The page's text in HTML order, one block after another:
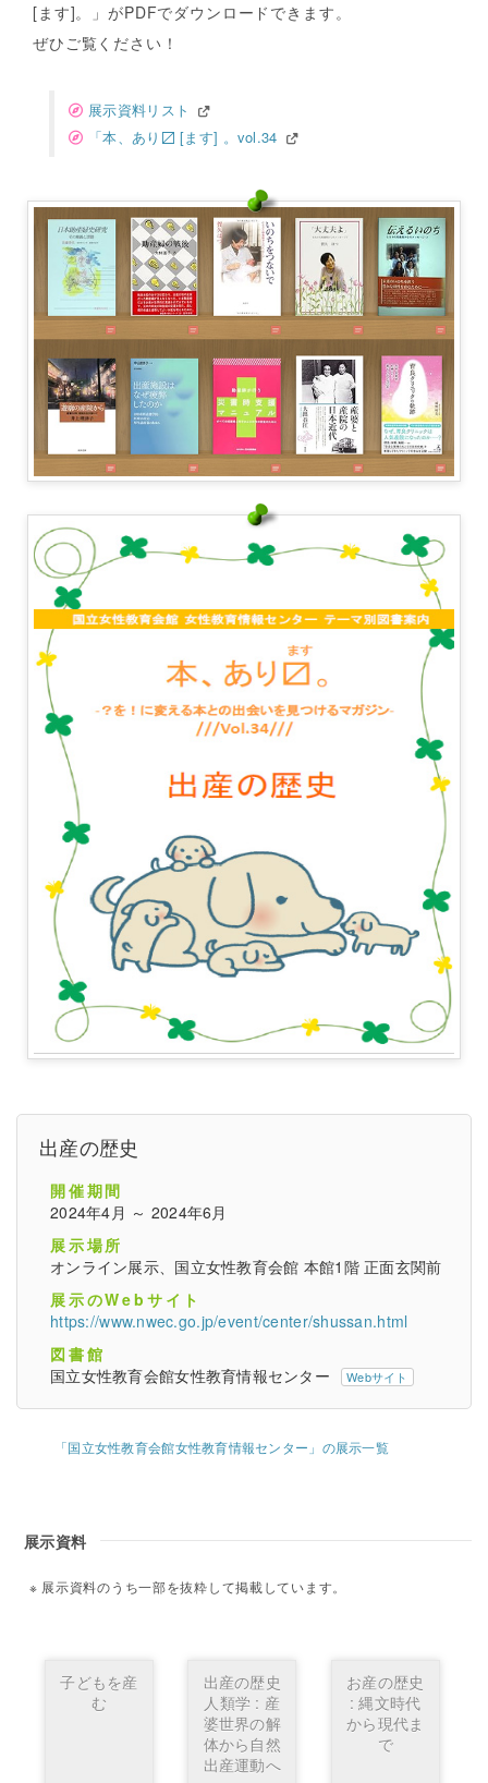
[ます]。」がPDFでダウンロードできます。
ぜひご覧ください！
展示資料リスト
「本、あり〼 [ます] 。vol.34
出産の歴史
開催期間
2024年4月 ～ 2024年6月
展示場所
オンライン展示、国立女性教育会館 本館1階 正面玄関前
展示のWebサイト
https://www.nwec.go.jp/event/center/shussan.html
図書館
国立女性教育会館女性教育情報センター
Webサイト
「国立女性教育会館女性教育情報センター」の展示一覧
展示資料
展示資料のうち一部を抜粋して掲載しています。
子どもを産
む
出産の歴史
人類学 : 産
婆世界の解
体から自然
出産運動へ
お産の歴史
: 縄文時代
から現代ま
で